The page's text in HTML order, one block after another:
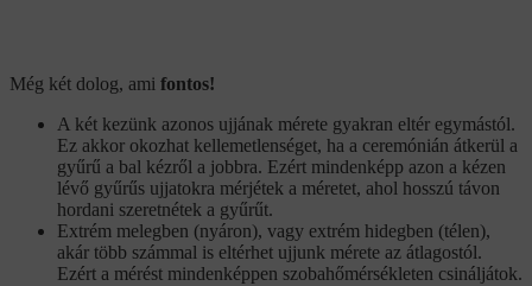
Még két dolog, ami fontos!
A két kezünk azonos ujjának mérete gyakran eltér egymástól.
Ez akkor okozhat kellemetlenséget, ha a ceremónián átkerül a
gyűrű a bal kézről a jobbra. Ezért mindenképp azon a kézen
lévő gyűrűs ujjatokra mérjétek a méretet, ahol hosszú távon
hordani szeretnétek a gyűrűt.
Extrém melegben (nyáron), vagy extrém hidegben (télen),
akár több számmal is eltérhet ujjunk mérete az átlagostól.
Ezért a mérést mindenképpen szobahőmérsékleten csináljátok.